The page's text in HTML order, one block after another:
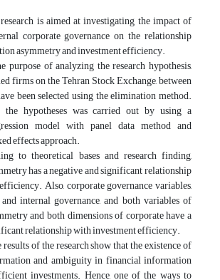
is aimed at investigating the impact of
corporate governance on the relationship
asymmetry and investment efficiency.
purpose of analyzing the research hypothesis,
firms on the Tehran Stock Exchange, between
been selected using the elimination method.
hypotheses was carried out by using a
model with panel data method and
effects approach.
to theoretical bases and research finding,
has a negative and significant relationship
Also, corporate governance variables,
internal governance, and both variables of
and both dimensions of corporate have a
relationship with investment efficiency.
of the research show that the existence of
and ambiguity in financial information
investments. Hence, one of the ways to